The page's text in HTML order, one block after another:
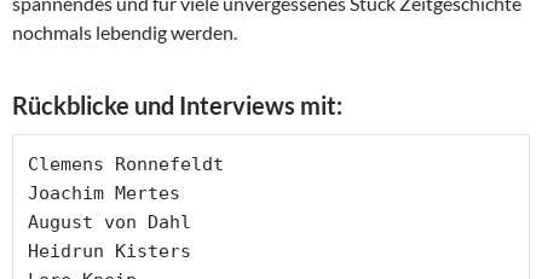
nochmals lebendig werden.
Rückblicke und Interviews mit:
Clemens Ronnefeldt
Joachim Mertes
August von Dahl
Heidrun Kisters